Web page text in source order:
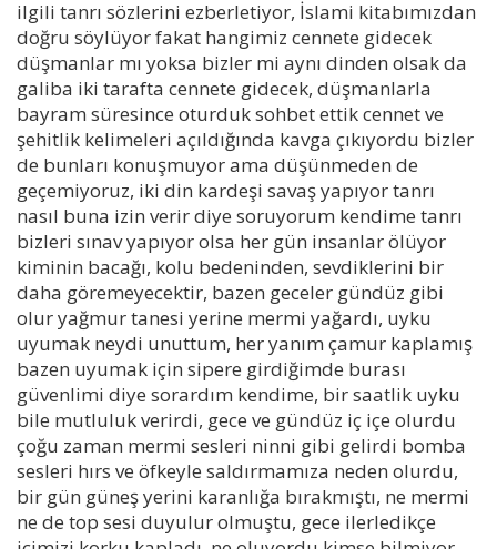
ilgili tanrı sözlerini ezberletiyor, İslami kitabımızdan
doğru söylüyor fakat hangimiz cennete gidecek
düşmanlar mı yoksa bizler mi aynı dinden olsak da
galiba iki tarafta cennete gidecek, düşmanlarla
bayram süresince oturduk sohbet ettik cennet ve
şehitlik kelimeleri açıldığında kavga çıkıyordu bizler
de bunları konuşmuyor ama düşünmeden de
geçemiyoruz, iki din kardeşi savaş yapıyor tanrı
nasıl buna izin verir diye soruyorum kendime tanrı
bizleri sınav yapıyor olsa her gün insanlar ölüyor
kiminin bacağı, kolu bedeninden, sevdiklerini bir
daha göremeyecektir, bazen geceler gündüz gibi
olur yağmur tanesi yerine mermi yağardı, uyku
uyumak neydi unuttum, her yanım çamur kaplamış
bazen uyumak için sipere girdiğimde burası
güvenlimi diye sorardım kendime, bir saatlik uyku
bile mutluluk verirdi, gece ve gündüz iç içe olurdu
çoğu zaman mermi sesleri ninni gibi gelirdi bomba
sesleri hırs ve öfkeyle saldırmamıza neden olurdu,
bir gün güneş yerini karanlığa bırakmıştı, ne mermi
ne de top sesi duyulur olmuştu, gece ilerledikçe